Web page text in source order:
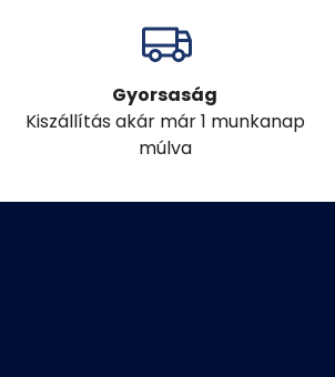
Gyorsaság
Kiszállítás akár már 1 munkanap
múlva